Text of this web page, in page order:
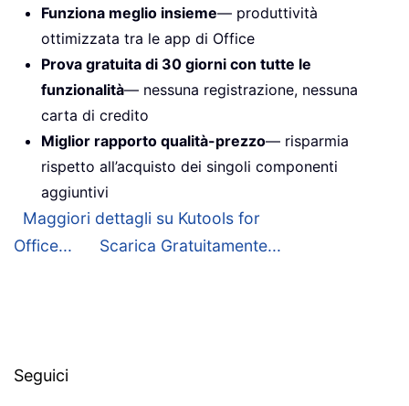
Funziona meglio insieme— produttività
ottimizzata tra le app di Office
Prova gratuita di 30 giorni con tutte le
funzionalità— nessuna registrazione, nessuna
carta di credito
Miglior rapporto qualità-prezzo— risparmia
rispetto all’acquisto dei singoli componenti
aggiuntivi
Maggiori dettagli su Kutools for
Office...
Scarica Gratuitamente...
Seguici